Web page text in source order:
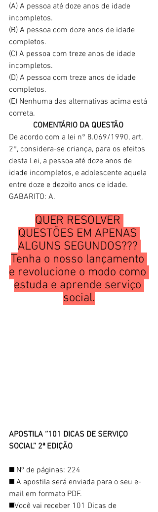
(A) A pessoa até doze anos de idade
incompletos.
(B) A pessoa com doze anos de idade
completos.
(C) A pessoa com treze anos de idade
incompletos.
(D) A pessoa com treze anos de idade
completos.
(E) Nenhuma das alternativas acima está
correta.
COMENTÁRIO DA QUESTÃO
De acordo com a lei n° 8.069/1990, art.
2°, considera-se criança, para os efeitos
desta Lei, a pessoa até doze anos de
idade incompletos, e adolescente aquela
entre doze e dezoito anos de idade.
GABARITO: A.
QUER RESOLVER
QUESTÕES EM APENAS
ALGUNS SEGUNDOS???
Tenha o nosso lançamento
e revolucione o modo como
estuda e aprende serviço
social.
APOSTILA ‘’101 DICAS DE SERVIÇO
SOCIAL’’ 2ª EDIÇÃO
◼️ Nº de páginas: 224
◼️ A apostila será enviada para o seu e-
mail em formato PDF.
◼️Você vai receber 101 Dicas de